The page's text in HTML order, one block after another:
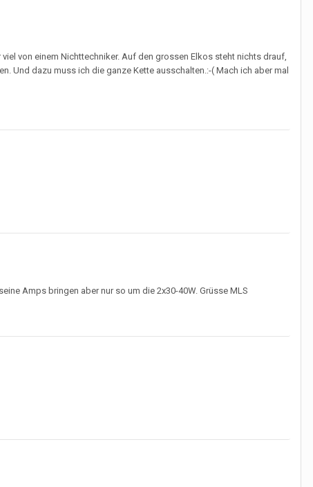
von einem Nichttechniker. Auf den grossen Elkos steht nichts drauf,
Und dazu muss ich die ganze Kette ausschalten.:-( Mach ich aber mal
Amps bringen aber nur so um die 2x30-40W. Grüsse MLS